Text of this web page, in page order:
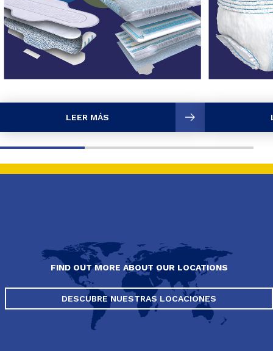
LEER MÁS
FIND OUT MORE ABOUT OUR LOCATIONS
DESCUBRE NUESTRAS LOCACIONES